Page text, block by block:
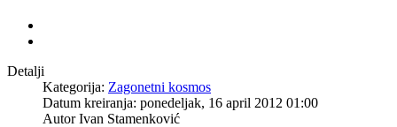
Detalji
Kategorija: Zagonetni kosmos
Datum kreiranja: ponedeljak, 16 april 2012 01:00
AutorIvan Stamenković